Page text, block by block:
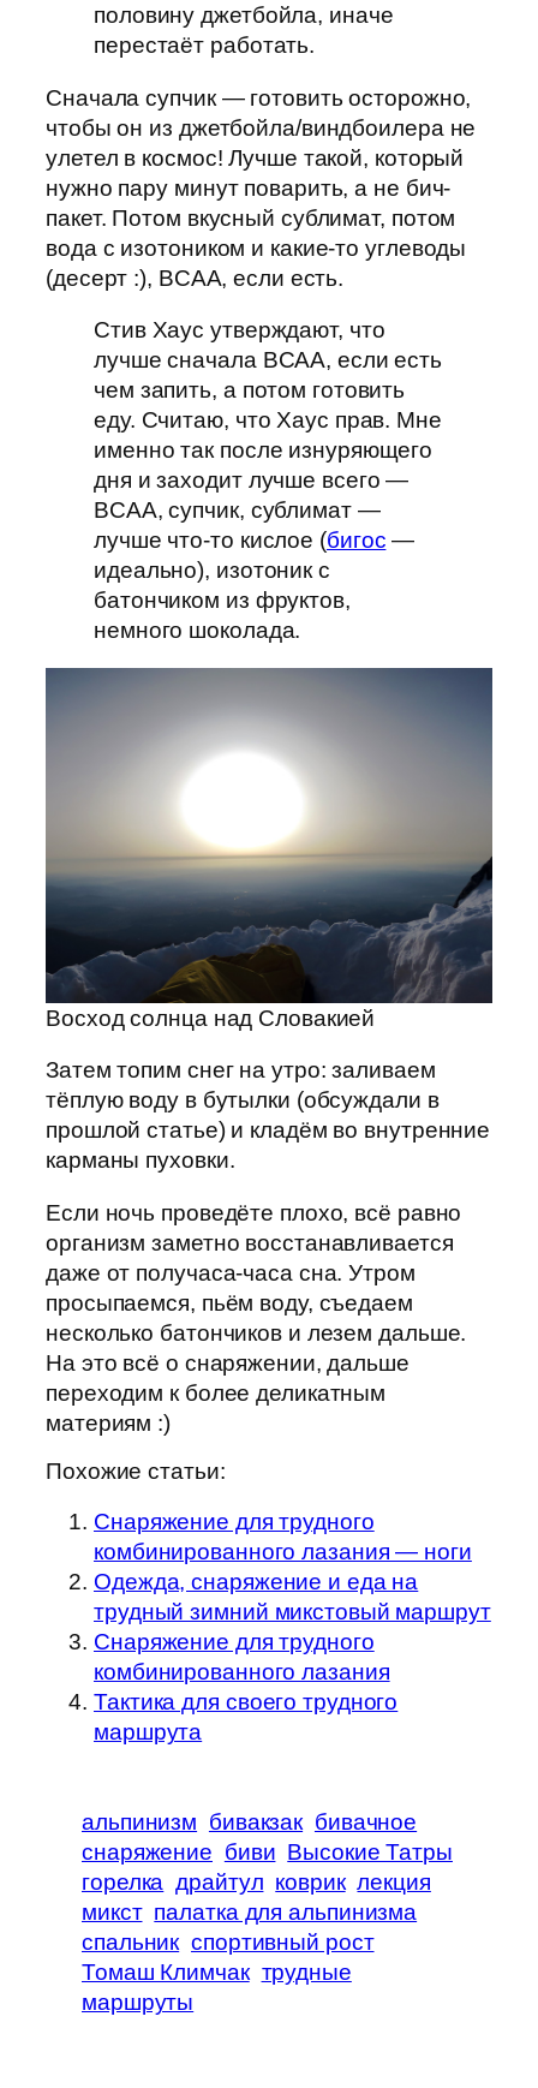
половину джетбойла, иначе
перестаёт работать.
Сначала супчик — готовить осторожно,
чтобы он из джетбойла/виндбоилера не
улетел в космос! Лучше такой, который
нужно пару минут поварить, а не бич-
пакет. Потом вкусный сублимат, потом
вода с изотоником и какие-то углеводы
(десерт :), BCAA, если есть.
Стив Хаус утверждают, что
лучше сначала BCAA, если есть
чем запить, а потом готовить
еду. Считаю, что Хаус прав. Мне
именно так после изнуряющего
дня и заходит лучше всего —
BCAA, супчик, сублимат —
лучше что-то кислое (бигос —
идеально), изотоник с
батончиком из фруктов,
немного шоколада.
Восход солнца над Словакией
Затем топим снег на утро: заливаем
тёплую воду в бутылки (обсуждали в
прошлой статье) и кладём во внутренние
карманы пуховки.
Если ночь проведёте плохо, всё равно
организм заметно восстанавливается
даже от получаса-часа сна. Утром
просыпаемся, пьём воду, съедаем
несколько батончиков и лезем дальше.
На это всё о снаряжении, дальше
переходим к более деликатным
материям :)
Похожие статьи:
Снаряжение для трудного
комбинированного лазания — ноги
Одежда, снаряжение и еда на
трудный зимний микстовый маршрут
Cнаряжение для трудного
комбинированного лазания
Тактика для своего трудного
маршрута
альпинизм бивакзак бивачное
снаряжение биви Высокие Татры
горелка драйтул коврик лекция
микст палатка для альпинизма
спальник спортивный рост
Томаш Климчак трудные
маршруты